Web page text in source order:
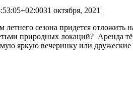
31 октября, 2021 |
летнего сезона придется отложить
природных локаций? Аренда
яркую вечеринку или